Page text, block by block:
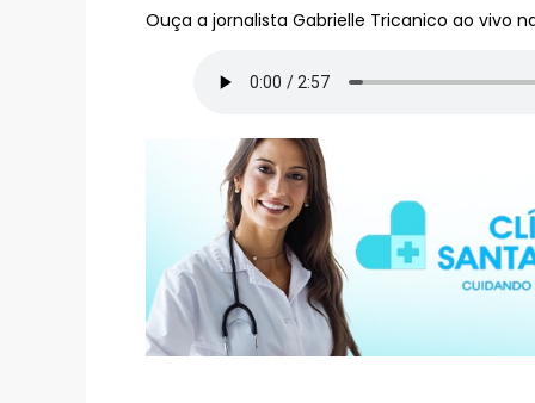
Ouça a jornalista Gabrielle Tricanico ao vivo